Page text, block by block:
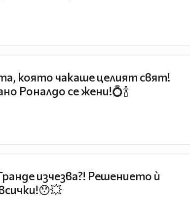
която чакаше целият свят!
Роналдо се жени!💍🍾
изчезва?! Решението ѝ